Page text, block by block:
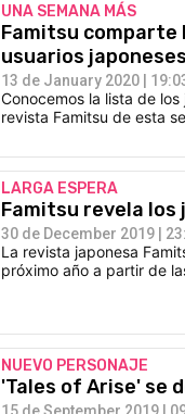
UNA SEMANA MÁS
Famitsu comparte
usuarios japoneses
13 de January 2020 |
Conocemos la lista de
revista Famitsu de esta
LARGA ESPERA
Famitsu revela los
30 de December 2019 |
La revista japonesa
próximo año a partir de
NUEVO PERSONAJE
'Tales of Arise' se
15 de September 2019 |